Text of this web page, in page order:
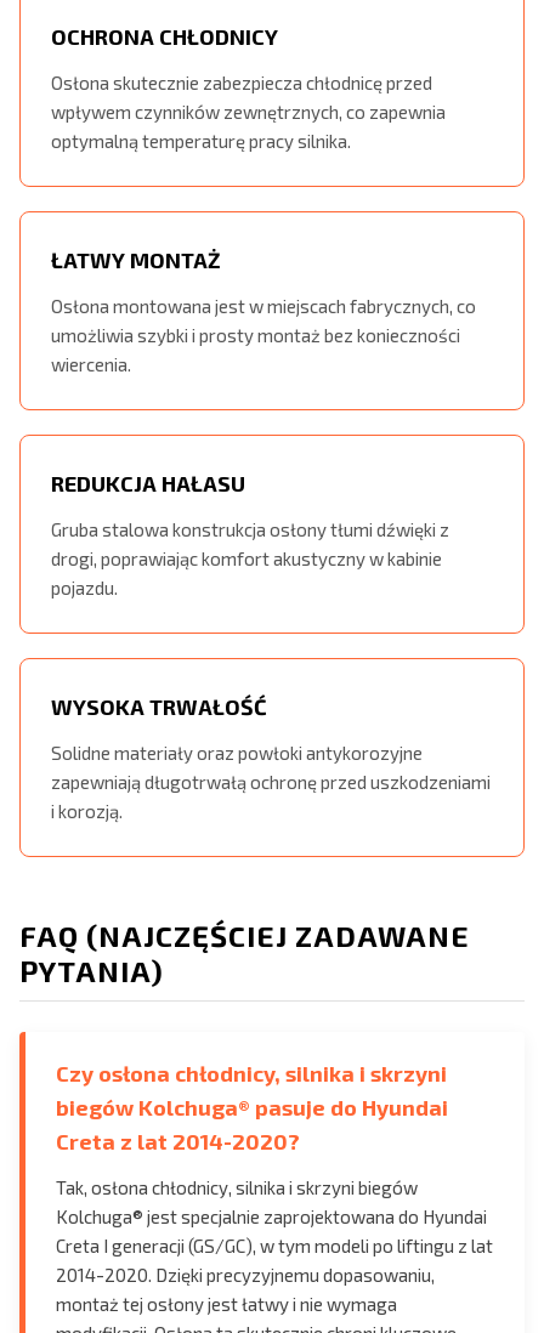
OCHRONA CHŁODNICY
Osłona skutecznie zabezpiecza chłodnicę przed
wpływem czynników zewnętrznych, co zapewnia
optymalną temperaturę pracy silnika.
ŁATWY MONTAŻ
Osłona montowana jest w miejscach fabrycznych, co
umożliwia szybki i prosty montaż bez konieczności
wiercenia.
REDUKCJA HAŁASU
Gruba stalowa konstrukcja osłony tłumi dźwięki z
drogi, poprawiając komfort akustyczny w kabinie
pojazdu.
WYSOKA TRWAŁOŚĆ
Solidne materiały oraz powłoki antykorozyjne
zapewniają długotrwałą ochronę przed uszkodzeniami
i korozją.
FAQ (NAJCZĘŚCIEJ ZADAWANE
PYTANIA)
Czy osłona chłodnicy, silnika i skrzyni
biegów Kolchuga® pasuje do Hyundai
Creta z lat 2014-2020?
Tak, osłona chłodnicy, silnika i skrzyni biegów
Kolchuga® jest specjalnie zaprojektowana do Hyundai
Creta I generacji (GS/GC), w tym modeli po liftingu z lat
2014-2020. Dzięki precyzyjnemu dopasowaniu,
montaż tej osłony jest łatwy i nie wymaga